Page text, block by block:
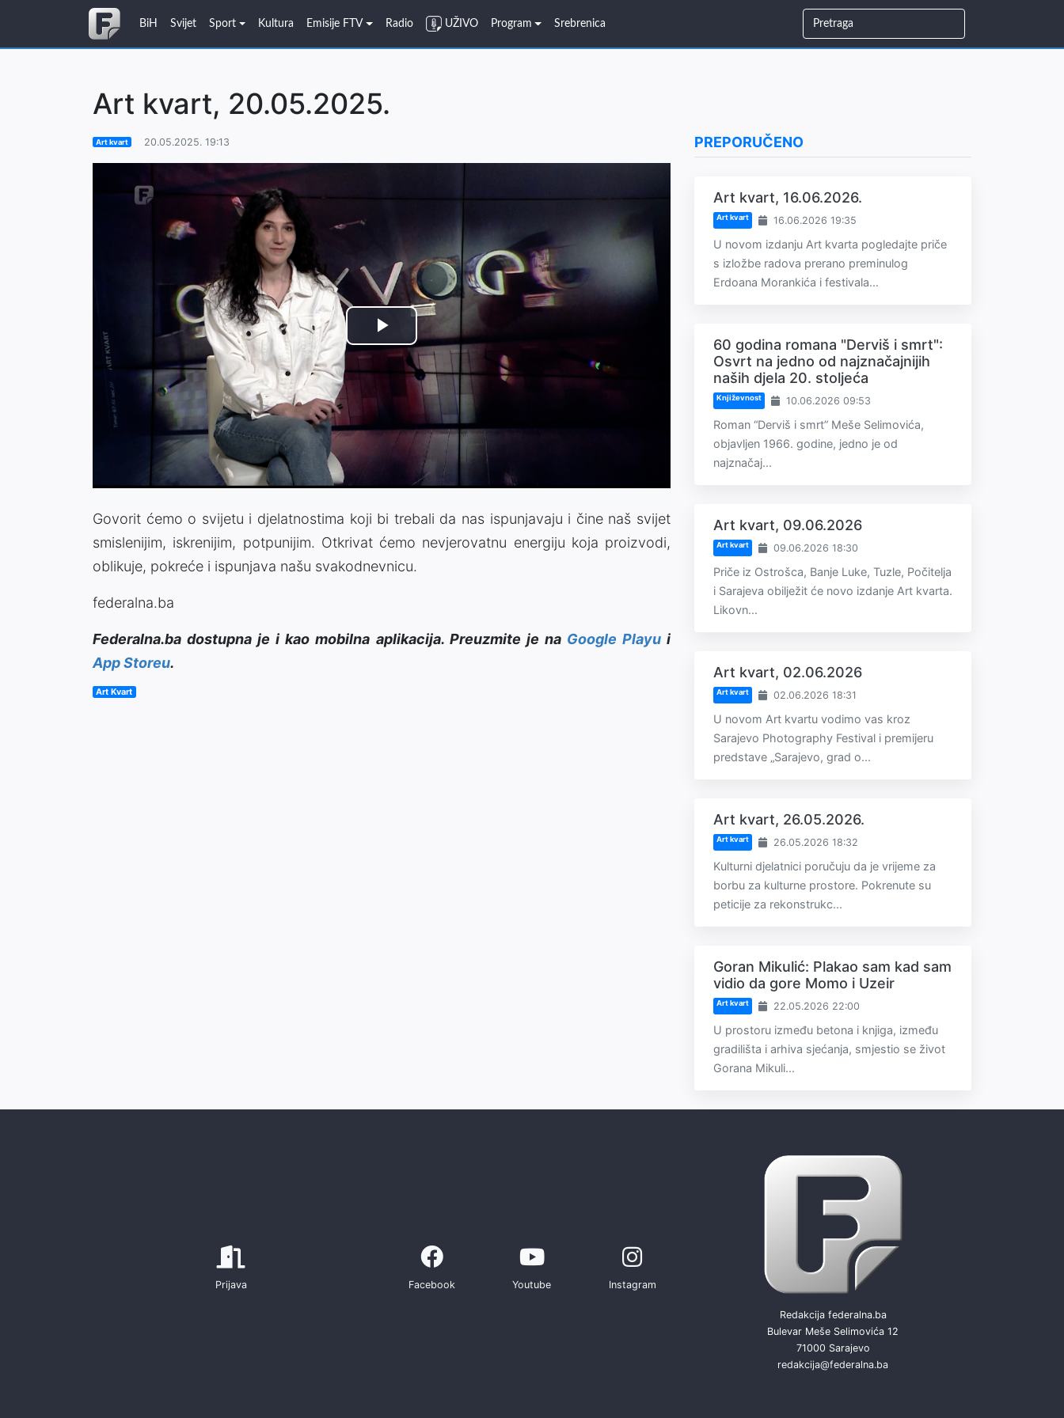
BiH Svijet Sport Kultura Emisije FTV Radio UŽIVO Program Srebrenica
Art kvart, 20.05.2025.
Art kvart 20.05.2025. 19:13
Play
Video
Govorit ćemo o svijetu i djelatnostima koji bi trebali da nas ispunjavaju i čine naš svijet
smislenijim, iskrenijim, potpunijim. Otkrivat ćemo nevjerovatnu energiju koja proizvodi,
oblikuje, pokreće i ispunjava našu svakodnevnicu.
federalna.ba
Federalna.ba dostupna je i kao mobilna aplikacija. Preuzmite je na Google Playui
App Storeu.
Art Kvart
PREPORUČENO
Art kvart, 16.06.2026.
Art kvart 16.06.2026 19:35
U novom izdanju Art kvarta pogledajte priče
s izložbe radova prerano preminulog
Erdoana Morankića i festivala...
60 godina romana "Derviš i smrt":
Osvrt na jedno od najznačajnijih
naših djela 20. stoljeća
Književnost 10.06.2026 09:53
Roman “Derviš i smrt” Meše Selimovića,
objavljen 1966. godine, jedno je od
najznačaj...
Art kvart, 09.06.2026
Art kvart 09.06.2026 18:30
Priče iz Ostrošca, Banje Luke, Tuzle, Počitelja
i Sarajeva obilježit će novo izdanje Art kvarta.
Likovn...
Art kvart, 02.06.2026
Art kvart 02.06.2026 18:31
U novom Art kvartu vodimo vas kroz
Sarajevo Photography Festival i premijeru
predstave „Sarajevo, grad o...
Art kvart, 26.05.2026.
Art kvart 26.05.2026 18:32
Kulturni djelatnici poručuju da je vrijeme za
borbu za kulturne prostore. Pokrenute su
peticije za rekonstrukc...
Goran Mikulić: Plakao sam kad sam
vidio da gore Momo i Uzeir
Art kvart 22.05.2026 22:00
U prostoru između betona i knjiga, između
gradilišta i arhiva sjećanja, smjestio se život
Gorana Mikuli...
Prijava Facebook Youtube Instagram
Redakcija federalna.ba
Bulevar Meše Selimovića 12
71000 Sarajevo
redakcija@federalna.ba